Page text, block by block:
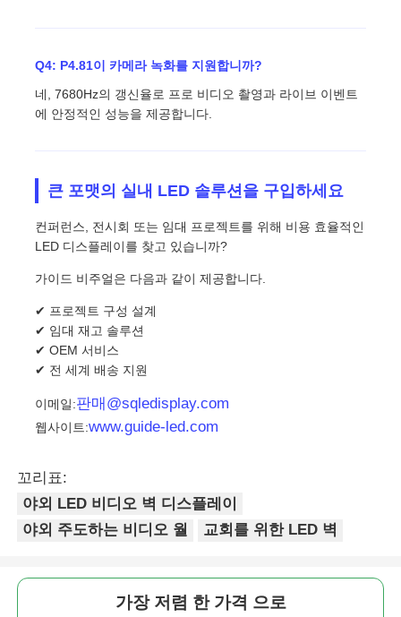
Q4: P4.81이 카메라 녹화를 지원합니까?
네, 7680Hz의 갱신율로 프로 비디오 촬영과 라이브 이벤트
에 안정적인 성능을 제공합니다.
큰 포맷의 실내 LED 솔루션을 구입하세요
컨퍼런스, 전시회 또는 임대 프로젝트를 위해 비용 효율적인
LED 디스플레이를 찾고 있습니까?
가이드 비주얼은 다음과 같이 제공합니다.
✔ 프로젝트 구성 설계
✔ 임대 재고 솔루션
✔ OEM 서비스
✔ 전 세계 배송 지원
이메일:판매@sqledisplay.com
웹사이트:www.guide-led.com
꼬리표:
야외 LED 비디오 벽 디스플레이
야외 주도하는 비디오 월
교회를 위한 LED 벽
가장 저렴 한 가격 으로